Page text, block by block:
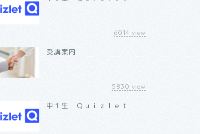
6014 view
受講案内
5830 view
中１生 Ｑｕｉｚｌｅｔ